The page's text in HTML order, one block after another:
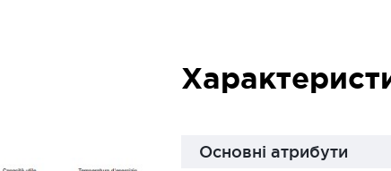
Основні атрибути